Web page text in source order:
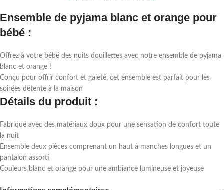
Ensemble de pyjama blanc et orange pour
bébé :
Offrez à votre bébé des nuits douillettes avec notre ensemble de pyjama
blanc et orange !
Conçu pour offrir confort et gaieté, cet ensemble est parfait pour les
soirées détente à la maison
Détails du produit :
Fabriqué avec des matériaux doux pour une sensation de confort toute
la nuit
Ensemble deux pièces comprenant un haut à manches longues et un
pantalon assorti
Couleurs blanc et orange pour une ambiance lumineuse et joyeuse